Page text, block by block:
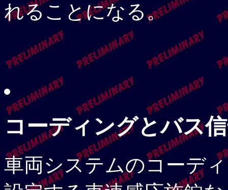
れることになる。
コーディングとバス
車両システムのコーデ